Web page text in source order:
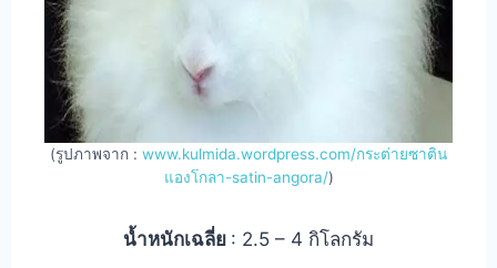
(รูปภาพจาก : www.kulmida.wordpress.com/กระต่ายซาติน
แองโกลา-satin-angora/)
น้ำหนักเฉลี่ย : 2.5 – 4 กิโลกรัม